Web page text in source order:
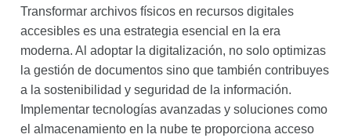
Transformar archivos físicos en recursos digitales
accesibles es una estrategia esencial en la era
moderna. Al adoptar la digitalización, no solo optimizas
la gestión de documentos sino que también contribuyes
a la sostenibilidad y seguridad de la información.
Implementar tecnologías avanzadas y soluciones como
el almacenamiento en la nube te proporciona acceso